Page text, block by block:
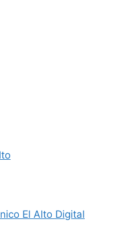
El Alto Digital